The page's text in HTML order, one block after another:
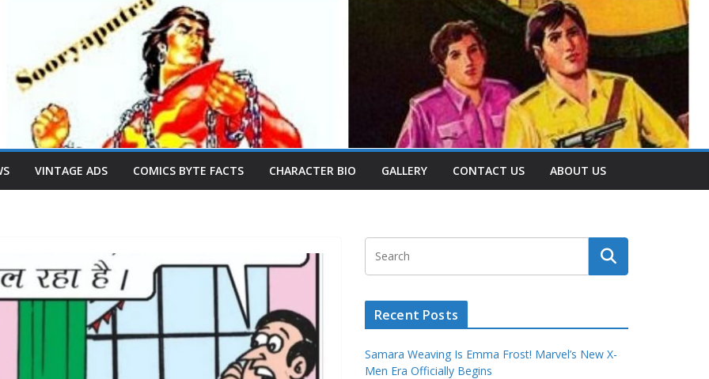
VINTAGE ADS COMICS BYTE FACTS CHARACTER BIO GALLERY CONTACT US ABOUT US
Recent Posts
Samara Weaving Is Emma Frost! Marvel’s New X-
Men Era Officially Begins